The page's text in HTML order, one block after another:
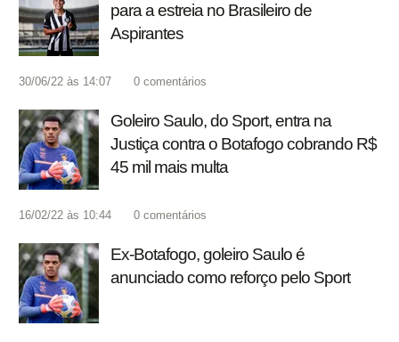
para a estreia no Brasileiro de
Aspirantes
30/06/22 às 14:07 0 comentários
Goleiro Saulo, do Sport, entra na
Justiça contra o Botafogo cobrando R$
45 mil mais multa
16/02/22 às 10:44 0 comentários
Ex-Botafogo, goleiro Saulo é
anunciado como reforço pelo Sport